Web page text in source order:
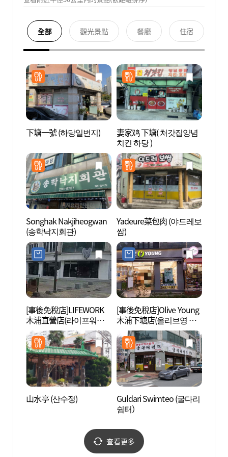
全部 觀光景點 餐廳 住宿
下塘一號 (하당일번지)
妻家鸡 下塘( 처갓집양념
치킨 하당 )
Songhak Nakjiheogwan
(송학낙지회관)
Yadeure菜包肉 (야드레보
쌈)
[事後免稅店]LIFEWORK
木浦直營店(라이프워크
목포직영점)
[事後免稅店]Olive Young
木浦下塘店(올리브영 목
포하당점)
山水亭 (산수정)
Guldari Swimteo (굴다리
쉼터）
查看更多